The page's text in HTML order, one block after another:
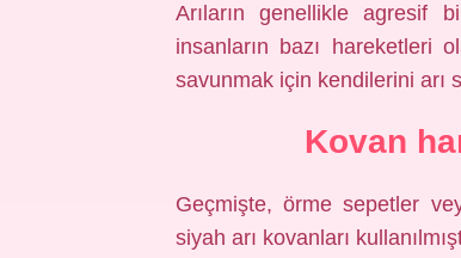
Arıların genellikle agresif
insanların bazı hareketleri
savunmak için kendilerini arı
Kovan
Geçmişte, örme sepetler
siyah arı kovanları